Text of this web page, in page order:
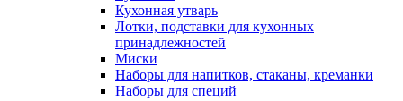
Кухонная утварь
Лотки, подставки для кухонных
принадлежностей
Миски
Наборы для напитков, стаканы, креманки
Наборы для специй